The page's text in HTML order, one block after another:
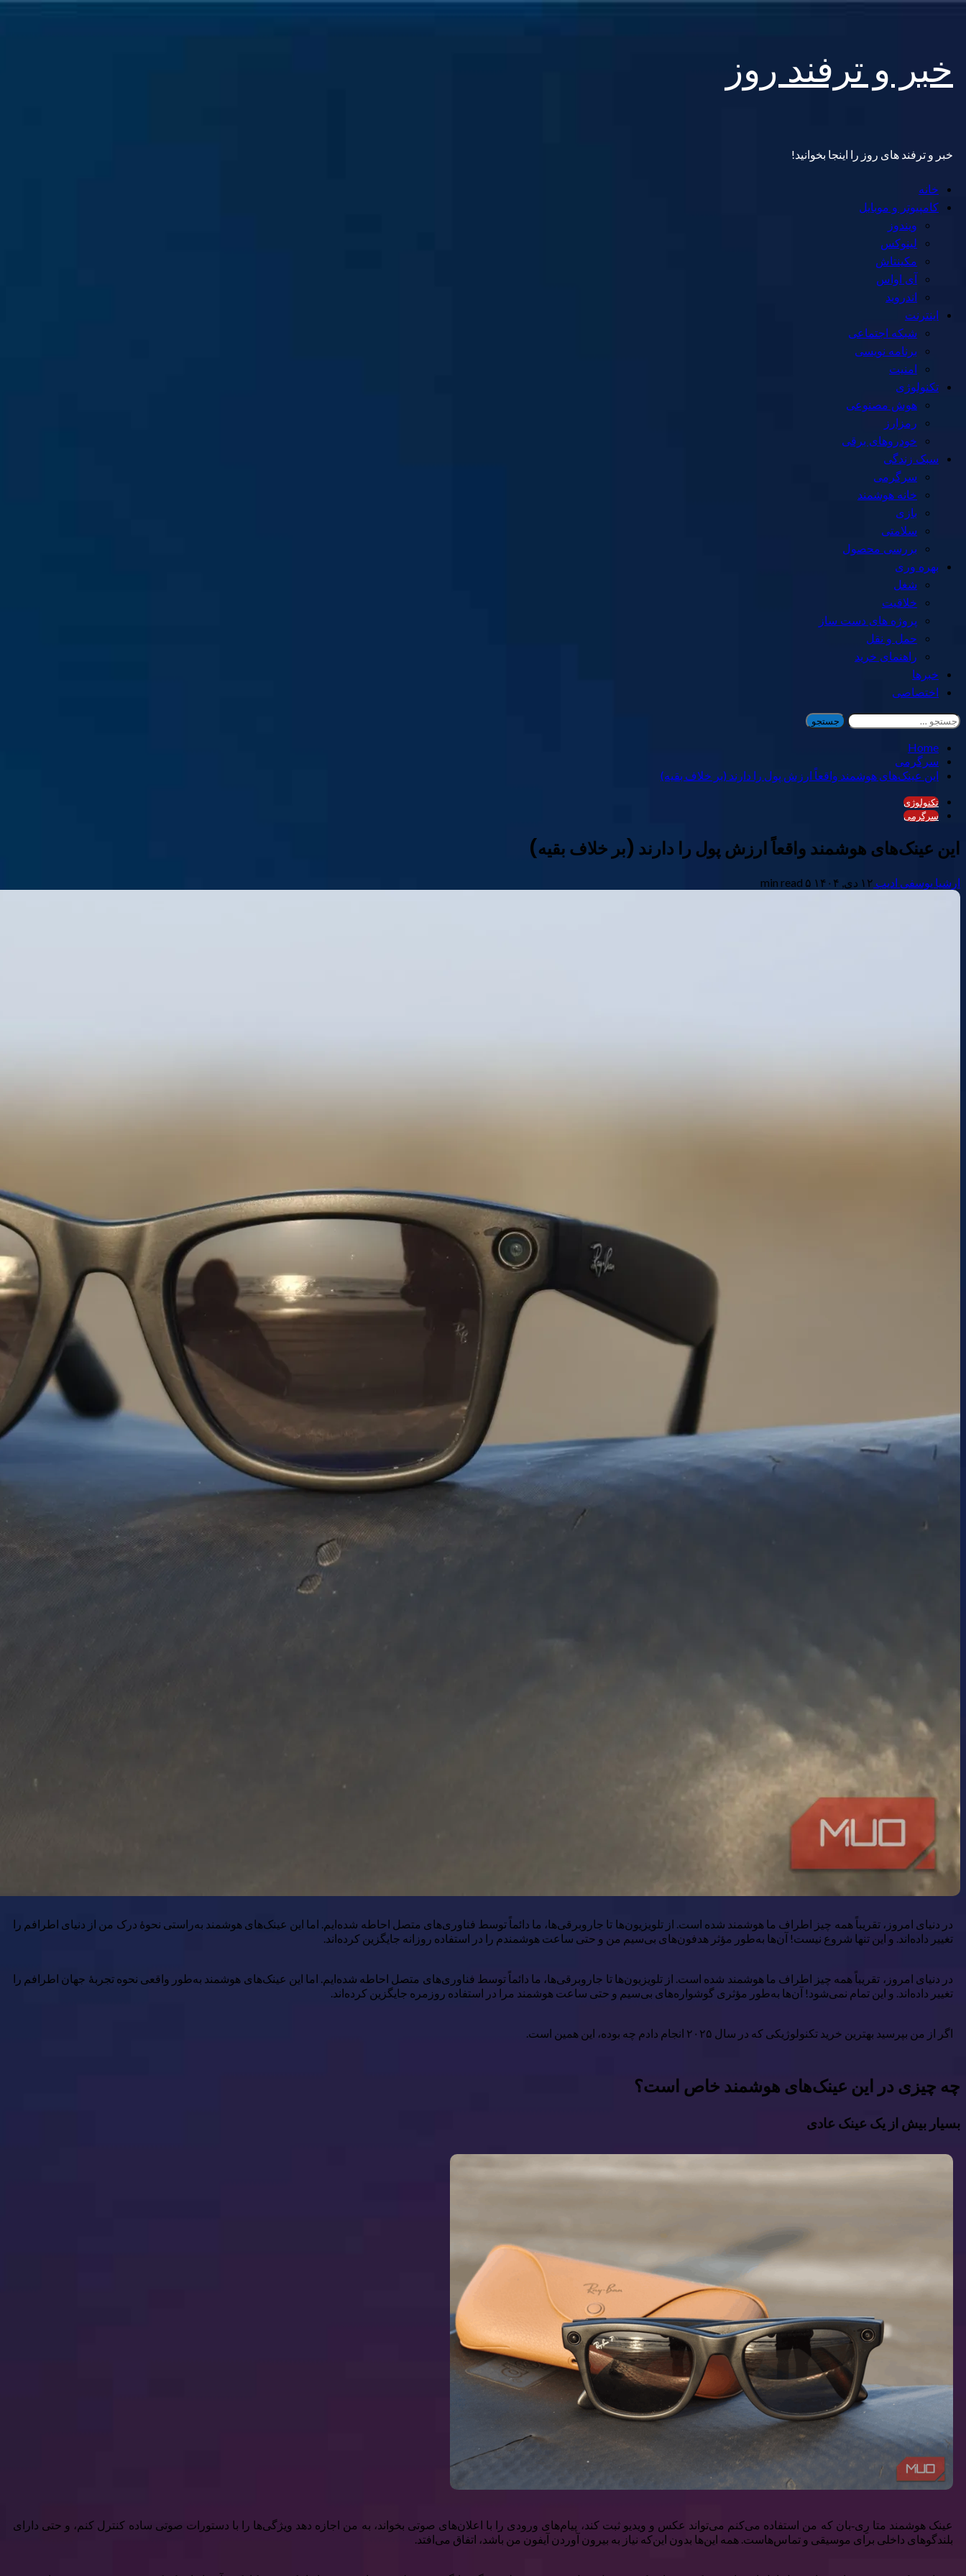
content
خبر و ترفند روز
خبر و ترفند های روز را اینجا بخوانید!
Primary
Menu
خانه
کامپیوتر و موبایل
ویندوز
لینوکس
مکینتاش
آی اواس
اندروید
اینترنت
شبکه اجتماعی
برنامه نویسی
امنیت
تکنولوژی
هوش مصنوعی
رمزارز
خودروهای برقی
سبک زندگی
سرگرمی
خانه هوشمند
بازی
سلامتی
بررسی محصول
بهره وری
شغل
خلاقیت
پروژه های دست ساز
حمل و نقل
راهنمای خرید
خبرها
اختصاصی
جستجو
برای:
Home
سرگرمی
این عینک‌های هوشمند واقعاً ارزش پول را دارند (بر خلاف بقیه)
تکنولوژی
سرگرمی
این عینک‌های هوشمند واقعاً ارزش پول را دارند (بر خلاف بقیه)
ارشیا یوسفی ادیب ۱۲ دی, ۱۴۰۴ ۵ min read
در دنیای امروز، تقریباً همه چیز اطراف ما هوشمند شده است. از تلویزیون‌ها تا جاروبرقی‌ها، ما دائماً توسط فناوری‌های متصل احاطه شده‌ایم. اما این عینک‌های هوشمند به‌راستی نحوهٔ درک من از دنیای اطرافم را
تغییر داده‌اند. و این تنها شروع نیست! آن‌ها به‌طور مؤثر هدفون‌های بی‌سیم من و حتی ساعت هوشمندم را در استفاده روزانه جایگزین کرده‌اند.
در دنیای امروز، تقریباً همه چیز اطراف ما هوشمند شده است. از تلویزیون‌ها تا جاروبرقی‌ها، ما دائماً توسط فناوری‌های متصل احاطه شده‌ایم. اما این عینک‌های هوشمند به‌طور واقعی نحوه تجربهٔ جهان اطرافم را
تغییر داده‌اند. و این تمام نمی‌شود! آن‌ها به‌طور مؤثری گوشواره‌های بی‌سیم و حتی ساعت هوشمند مرا در استفاده روزمره جایگزین کرده‌اند.
اگر از من بپرسید بهترین خرید تکنولوژیکی که در سال ۲۰۲۵ انجام دادم چه بوده، این همین است.
چه چیزی در این عینک‌های هوشمند خاص است؟
بسیار بیش از یک عینک عادی
عینک هوشمند متا رِی‑بان که من استفاده می‌کنم می‌تواند عکس و ویدیو ثبت کند، پیام‌های ورودی را با اعلان‌های صوتی بخواند، به من اجازه دهد ویژگی‌ها را با دستورات صوتی ساده کنترل کنم، و حتی دارای
بلندگوهای داخلی برای موسیقی و تماس‌هاست. همه این‌ها بدون این‌که نیاز به بیرون آوردن آیفون من باشد، اتفاق می‌افتد.